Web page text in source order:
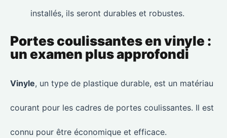
installés, ils seront durables et robustes.
Portes coulissantes en vinyle :
un examen plus approfondi
Vinyle, un type de plastique durable, est un matériau
courant pour les cadres de portes coulissantes. Il est
connu pour être économique et efficace.